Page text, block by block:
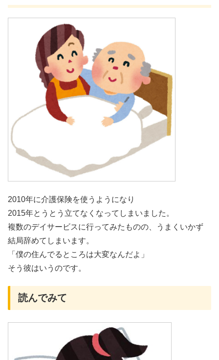
2010年に介護保険を使うようになり
2015年とうとう立てなくなってしまいました。
複数のデイサービスに行ってみたものの、うまくいかず
結局辞めてしまいます。
「僕の住んでるところは大変なんだよ」
そう彼はいうのです。
読んでみて